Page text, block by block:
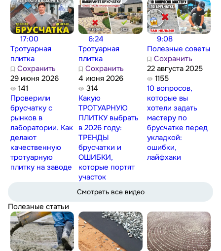
17:00
Тротуарная
плитка
Сохранить
29 июня 2026
141
Проверили
брусчатку с
рынков в
лаборатории. Как
делают
качественную
тротуарную
плитку на заводе
6:24
Тротуарная
плитка
Сохранить
4 июня 2026
314
Какую
ТРОТУАРНУЮ
ПЛИТКУ выбрать
в 2026 году:
ТРЕНДЫ
брусчатки и
ОШИБКИ,
которые портят
участок
9:08
Полезные советы
Сохранить
22 августа 2025
1155
10 вопросов,
которые вы
хотели задать
мастеру по
брусчатке перед
укладкой:
ошибки,
лайфхаки
Смотреть все видео
Полезные статьи